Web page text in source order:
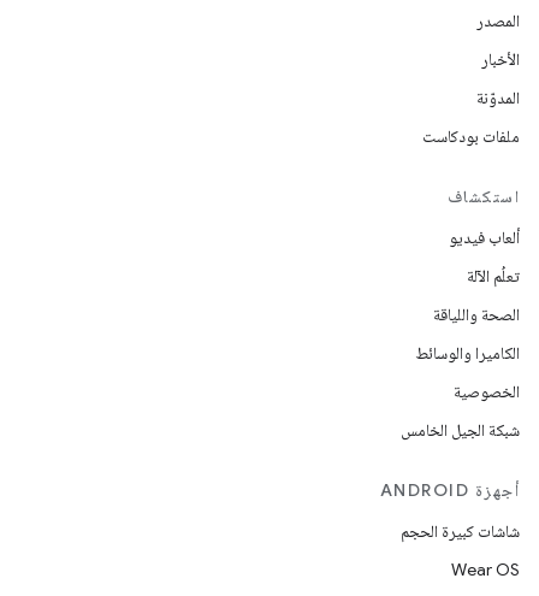
المصدر
الأخبار
المدوّنة
ملفات بودكاست
استكشاف
ألعاب فيديو
تعلُم الآلة
الصحة واللياقة
الكاميرا والوسائط
الخصوصية
شبكة الجيل الخامس
أجهزة ANDROID
شاشات كبيرة الحجم
Wear OS